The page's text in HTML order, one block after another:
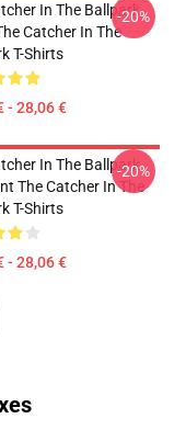
In The Ballpark
Catcher In The
T-Shirts
- 28,06 €
-20%
In The Ballpark
The Catcher In The
T-Shirts
- 28,06 €
-20%